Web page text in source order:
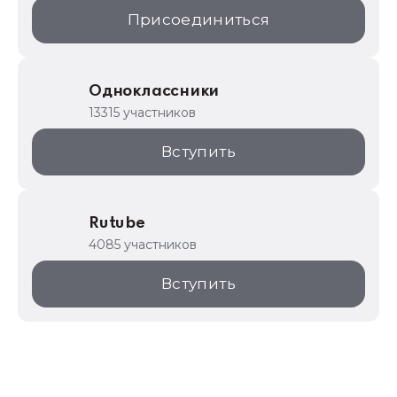
Присоединиться
Одноклассники
13315 участников
Вступить
Rutube
4085 участников
Вступить